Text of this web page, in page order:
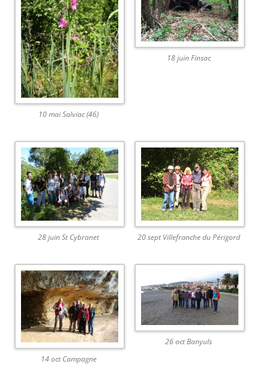
10 mai Salviac (46)
18 juin Finsac
28 juin St Cybranet 20 sept Villefranche du Périgord
14 oct Campagne
26 oct Banyuls